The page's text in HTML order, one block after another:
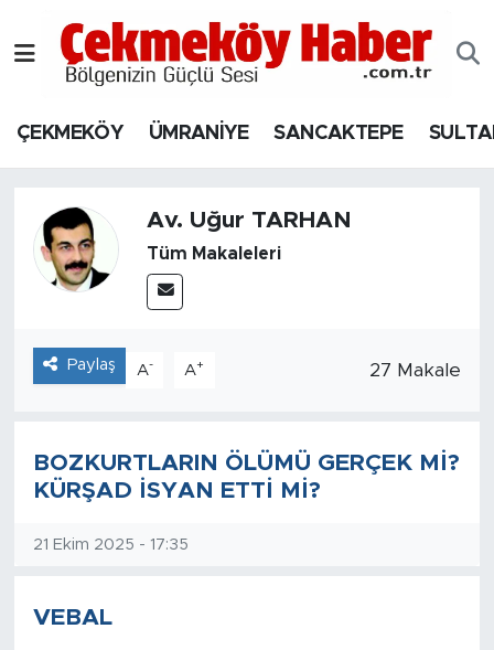
ÇEKMEKÖY ÜMRANİYE SANCAKTEPE
Av. Uğur TARHAN
Tüm Makaleleri
Paylaş A- A+ 27 Makale
BOZKURTLARIN ÖLÜMÜ GERÇEK Mİ?
KÜRŞAD İSYAN ETTİ Mİ?
21 Ekim 2025 - 17:35
VEBAL
Nöbetçi Eczaneler
Hava Durumu
Trafik Durumu
Süper Lig Puan Durumu ve Fikstür
Tüm Manşetler
Haber Arşivi